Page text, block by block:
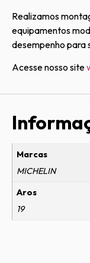
Realizamos
equipamentos
desempenho para
Acesse nosso site
Marcas
MICHELIN
Aros
19